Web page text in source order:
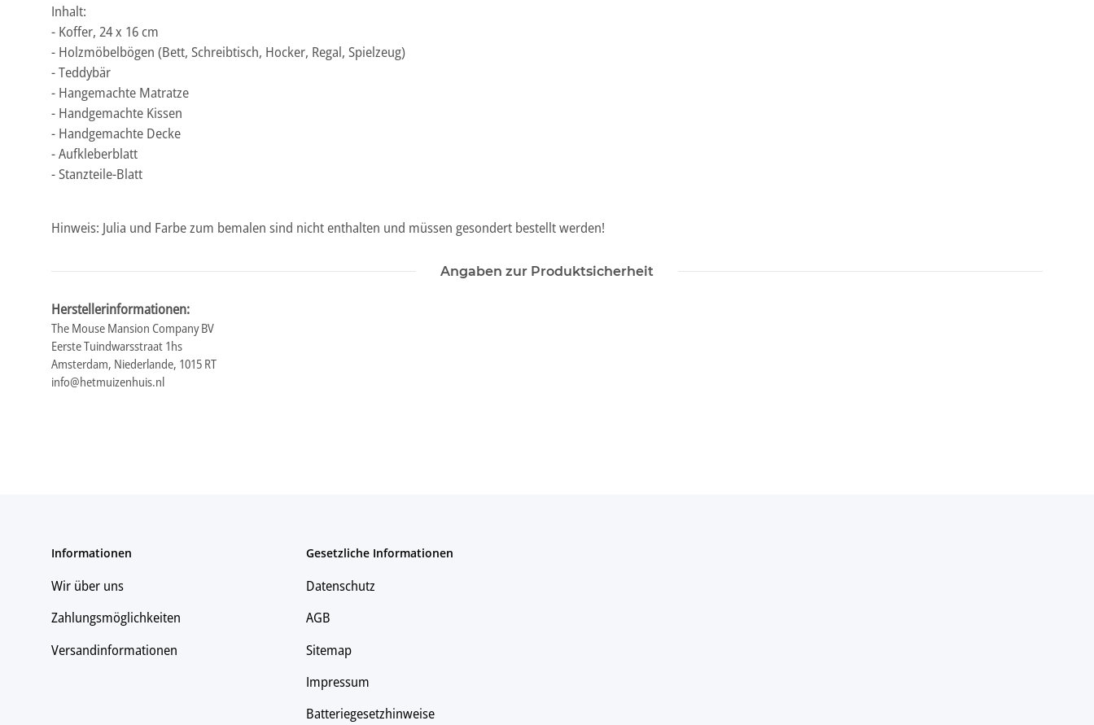
Inhalt:
- Koffer, 24 x 16 cm
- Holzmöbelbögen (Bett, Schreibtisch, Hocker, Regal, Spielzeug)
- Teddybär
- Hangemachte Matratze
- Handgemachte Kissen
- Handgemachte Decke
- Aufkleberblatt
- Stanzteile-Blatt
Hinweis: Julia und Farbe zum bemalen sind nicht enthalten und müssen gesondert bestellt werden!
Angaben zur Produktsicherheit
Herstellerinformationen:
The Mouse Mansion Company BV
Eerste Tuindwarsstraat 1hs
Amsterdam, Niederlande, 1015 RT
info@hetmuizenhuis.nl
Informationen
Wir über uns
Zahlungsmöglichkeiten
Versandinformationen
Gesetzliche Informationen
Datenschutz
AGB
Sitemap
Impressum
Batteriegesetzhinweise